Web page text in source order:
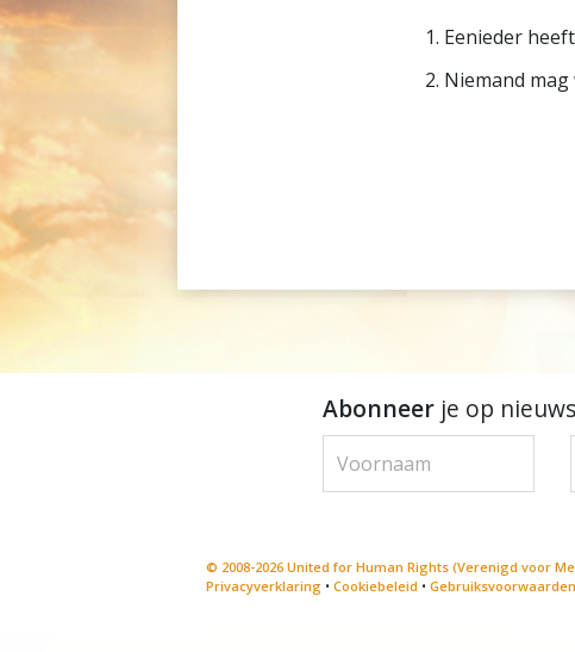
Eenieder
Niemand
Abonneerje op
© 2008-2026 United for Human Rights (Verenigd voor
Privacyverklaring• Cookiebeleid • Gebruiksvoorwaarden